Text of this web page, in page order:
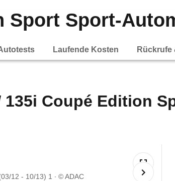
Sport Sport-
Laufende Kosten Rückrufe
135i Coupé Edition
12 - 10/13) 1 © ADAC